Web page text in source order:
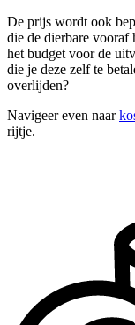
De prijs wordt ook
die de dierbare vooraf
het budget voor de
die je deze zelf te
overlijden?
Navigeer even naar
rijtje.